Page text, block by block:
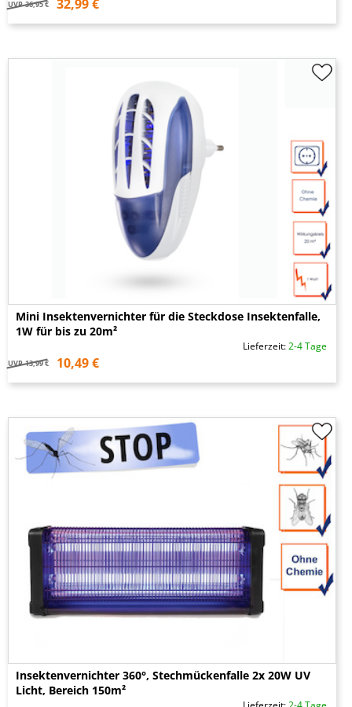
UVP 36,95 € 32,99 €
Mini Insektenvernichter für die Steckdose Insektenfalle,
1W für bis zu 20m²
Lieferzeit:2-4 Tage
UVP 13,99 € 10,49 €
Insektenvernichter 360°, Stechmückenfalle 2x 20W UV
Licht, Bereich 150m²